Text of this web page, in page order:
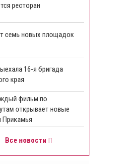
ресторан
семь новых площадок
16-я бригада
края
фильм по
открывает новые
Прикамья
Все новости